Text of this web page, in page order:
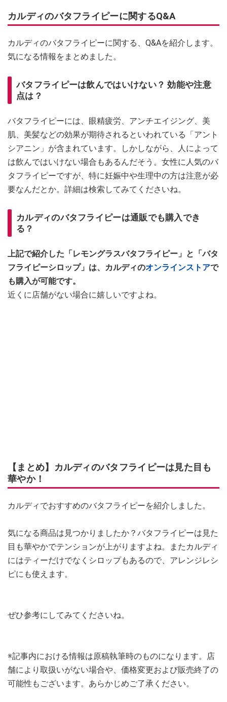
カルディのバタフライピーに関するQ&A
カルディのバタフライピーに関する、Q&Aを紹介します。
気になる情報をまとめました。
バタフライピーは飲んではいけない？ 効能や注意
点は？
バタフライピーには、眼精疲労、アンチエイジング、美
肌、美髪などの効果が期待されるといわれている「アント
シアニン」が含まれています。しかしながら、人によって
は飲んではいけない場合もあるんだそう。女性に人気のバ
タフライピーですが、特に妊娠中や生理中の方は注意が必
要なんだとか。詳細は検索してみてくださいね。
カルディのバタフライピーは通販でも購入でき
る？
上記で紹介した「レモングラスバタフライピー」と「バタ
フライピーシロップ」は、カルディのオンラインストアで
も購入が可能です。
近くに店舗がない場合に嬉しいですよね。
【まとめ】カルディのバタフライピーは見た目も
華やか！
カルディでおすすめのバタフライピーを紹介しました。
気になる商品は見つかりましたか？バタフライピーは見た
目も華やかでテンションが上がりますよね。またカルディ
にはティーだけでなくシロップもあるので、アレンジレシ
ピにも使えます。
ぜひ参考にしてみてくださいね。
※記事内における情報は原稿執筆時のものになります。店
舗により取扱いがない場合や、価格変更および販売終了の
可能性もございます。あらかじめご了承ください。